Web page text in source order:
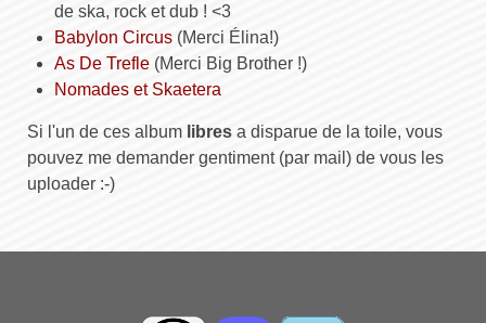
de ska, rock et dub ! <3
Babylon Circus (Merci Élina!)
As De Trefle (Merci Big Brother !)
Nomades et Skaetera
Si l'un de ces album libres a disparue de la toile, vous
pouvez me demander gentiment (par mail) de vous les
uploader :-)